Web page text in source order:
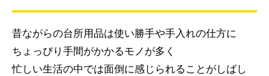
昔ながらの台所用品は使い勝手や手入れの仕方に
ちょっぴり手間がかかるモノが多く
忙しい生活の中では面倒に感じられることがしばし